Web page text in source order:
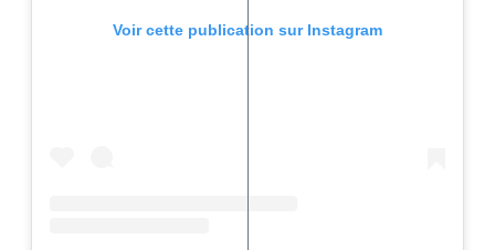
Voir cette publication sur Instagram